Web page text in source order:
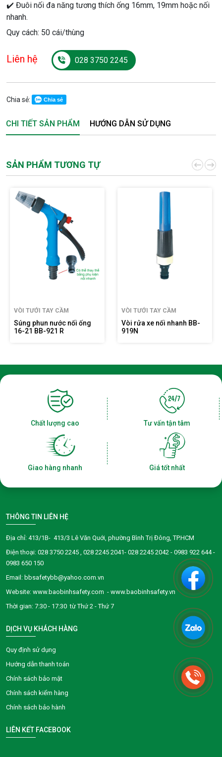
✔️ Đuôi nối đa năng tương thích ống 16mm, 19mm hoặc nối
nhanh.
Quy cách: 50 cái/thùng
Liên hệ 028 3750 2245
Chia sẻ: Chia sẻ
CHI TIẾT SẢN PHẨM HƯỚNG DẪN SỬ DỤNG
SẢN PHẨM TƯƠNG TỰ
VÒI TƯỚI TAY CẦM
Súng phun nước nối ống
16-21 BB-921 R
VÒI TƯỚI TAY CẦM
Vòi rửa xe nối nhanh BB-
919N
Chất lượng cao Tư vấn tận tâm
Giao hàng nhanh Giá tốt nhất
THÔNG TIN LIÊN HỆ
Địa chỉ: 413/1B- 413/3 Lê Văn Quới, phường Bình Trị Đông, TP.HCM
Điện thoại: 028 3750 2245 , 028 2245 2041- 028 2245 2042 - 0983 922 644 -
0983 650 150
Email: bbsafetybb@yahoo.com.vn
Website: www.baobinhsafety.com - www.baobinhsafety.vn
Thời gian: 7:30 - 17:30 từ Thứ 2 - Thứ 7
DỊCH VỤ KHÁCH HÀNG
Quy định sử dụng
Hướng dẫn thanh toán
Chính sách bảo mật
Chính sách kiểm hàng
Chính sách bảo hành
LIÊN KẾT FACEBOOK